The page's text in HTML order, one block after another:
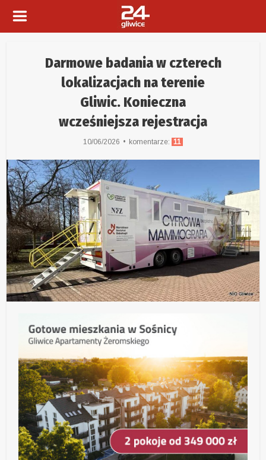
Darmowe badania w czterech
lokalizacjach na terenie
Gliwic. Konieczna
wcześniejsza rejestracja
10/06/2026 komentarze: 11